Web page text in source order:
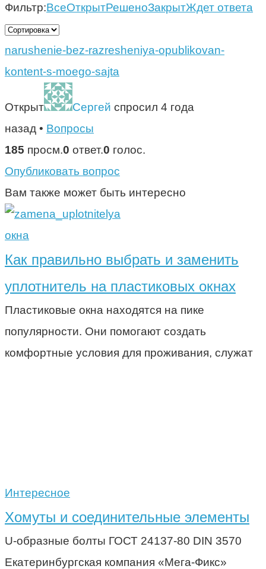
Фильтр:ВсеОткрытРешеноЗакрытЖдет ответа
narushenie-bez-razresheniya-opublikovan-
kontent-s-moego-sajta
Открыт Сергей спросил 4 года
назад • Вопросы
185 просм.0 ответ.0 голос.
Опубликовать вопрос
Вам также может быть интересно
окна
Как правильно выбрать и заменить
уплотнитель на пластиковых окнах
Пластиковые окна находятся на пике
популярности. Они помогают создать
комфортные условия для проживания, служат
Интересное
Хомуты и соединительные элементы
U-образные болты ГОСТ 24137-80 DIN 3570
Екатеринбургская компания «Мега-Фикс»